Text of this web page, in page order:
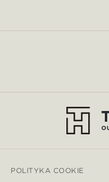
POLITYKA COOKIE